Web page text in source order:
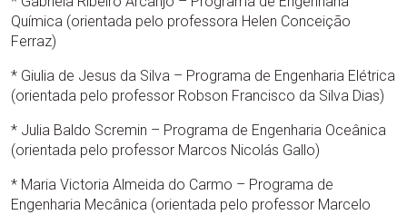
Química (orientada pelo professora Helen Conceição
Ferraz)
* Giulia de Jesus da Silva – Programa de Engenharia Elétrica
(orientada pelo professor Robson Francisco da Silva Dias)
* Julia Baldo Scremin – Programa de Engenharia Oceânica
(orientada pelo professor Marcos Nicolás Gallo)
* Maria Victoria Almeida do Carmo – Programa de
Engenharia Mecânica (orientada pelo professor Marcelo